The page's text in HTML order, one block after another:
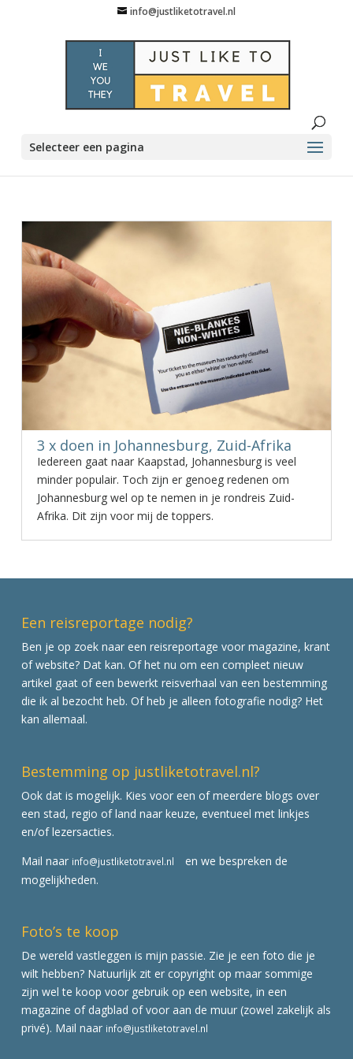
info@justliketotravel.nl
Selecteer een pagina
3 x doen in Johannesburg, Zuid-Afrika
Iedereen gaat naar Kaapstad, Johannesburg is veel
minder populair. Toch zijn er genoeg redenen om
Johannesburg wel op te nemen in je rondreis Zuid-
Afrika. Dit zijn voor mij de toppers.
Een reisreportage nodig?
Ben je op zoek naar een reisreportage voor magazine, krant
of website? Dat kan. Of het nu om een compleet nieuw
artikel gaat of een bewerkt reisverhaal van een bestemming
die ik al bezocht heb. Of heb je alleen fotografie nodig? Het
kan allemaal.
Bestemming op justliketotravel.nl?
Ook dat is mogelijk. Kies voor een of meerdere blogs over
een stad, regio of land naar keuze, eventueel met linkjes
en/of lezersacties.
Mail naar info@justliketotravel.nl
en we bespreken de
mogelijkheden.
Foto’s te koop
De wereld vastleggen is mijn passie. Zie je een foto die je
wilt hebben? Natuurlijk zit er copyright op maar sommige
zijn wel te koop voor gebruik op een website, in een
magazine of dagblad of voor aan de muur (zowel zakelijk als
privé). Mail naar info@justliketotravel.nl